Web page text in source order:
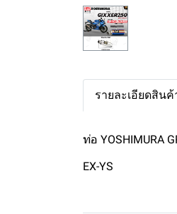
รายละเอียดสินค้
ท่อ YOSHIMURA
EX-YS